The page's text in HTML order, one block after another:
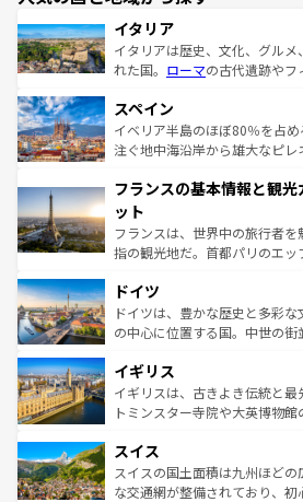
イタリア
イタリアは歴史、文化、グル
れた国。 ローマの古代遺跡やフ
ろん、トスカーナの美しい田園
景など、自然景観も見逃せな
ピザやパスタなど、絶品のイタ
ませてくれるイタリアで、忘れ
なお、新着のイタリア情報は
しい。
スペイン
イベリア半島のほぼ80％を占
注ぐ地中海沿岸から雄大なピレ
文化が根付くこの国では、情熱
れる闘牛、そして美味しいタパ
る。首都マドリードの洗練さ
アートに溢れた街角から、地方
せる。地方によって風土や気候
性で訪
ンテンツ一覧を参照してほしい
フランスの基本情報と観
ット
フランスは、世界中の旅行者
指の観光地だ。首都パリのエッ
で、幅広い魅力が詰まっている
聖堂、美しいビーチ、そして
から魅了する。また、フラン
いる。シャンパンの発祥地であ
香り高いラベンダー畑など、
らに、パリ以外の地域にも魅
れる地方に足を運ぶとそれぞれ
きるだろう。 なお、新着
を参照してほしい。
ドイツ
ドイツは、豊かな歴史と多彩
の中心に位置する国。中世の
顔を持つこの国は、どこを歩い
ルリンの文化的活気、バイエ
してライン川沿いのワイン畑
は、お酒好きな人にはぜひ体験してほし
ドイツ情報はコンテンツ一覧を
イギリス
イギリスは、古きよき伝統と
トミンスター寺院や大英博物
リアごとに異なる魅力がある。
ティー、ビール好きにはたま
戦など、本場だからこそでき
スイス
スイスの国土面積は九州ほど
な交通網が整備されており、